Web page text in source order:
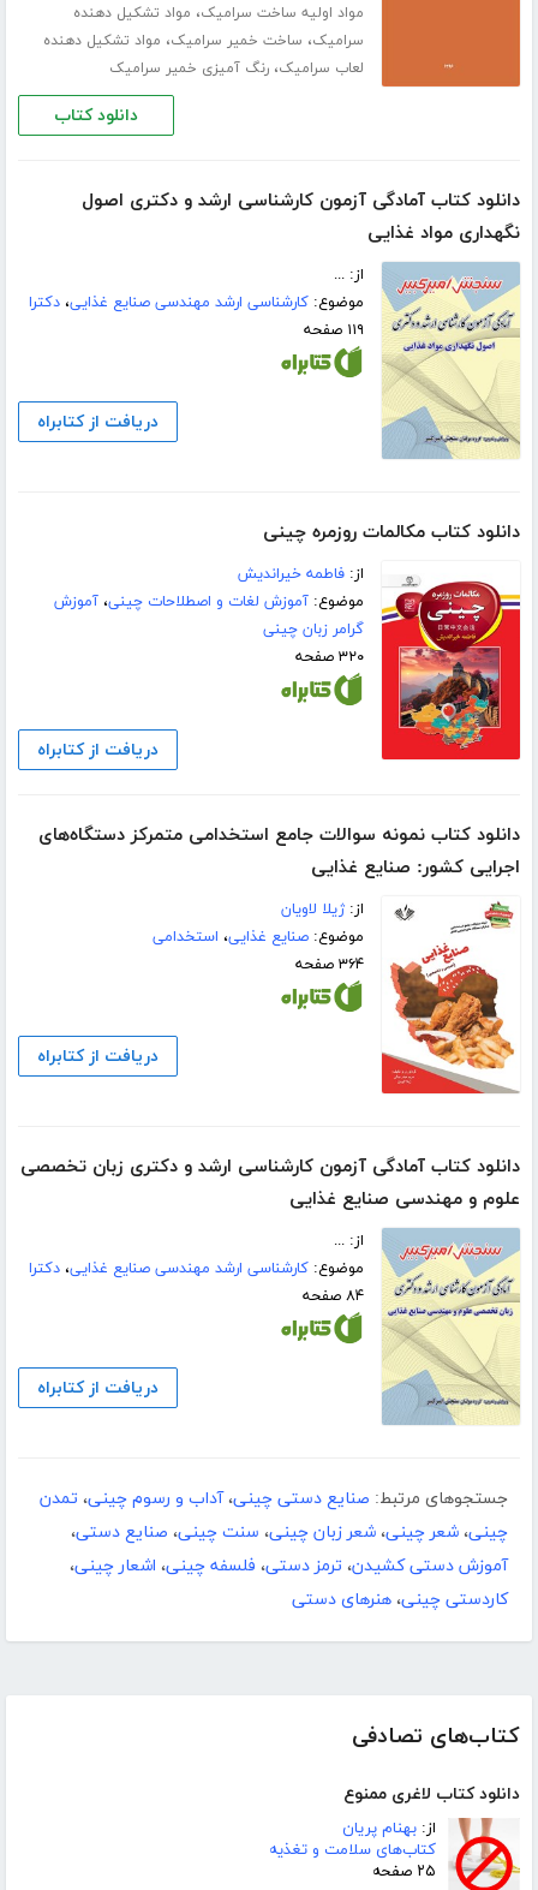
کتاب‌های تصادفی
دانلود کتاب لاغری ممنوع
از: بهنام پریان
کتاب‌های سلامت و تغذیه
۲۵ صفحه
مواد اولیه ساخت سرامیک، مواد تشکیل دهنده
سرامیک، ساخت خمیر سرامیک، مواد تشکیل دهنده
لعاب سرامیک،رنگ آمیزی خمیر سرامیک
دانلود کتاب
دانلود کتاب آمادگی آزمون کارشناسی ارشد و دکتری اصول
نگهداری مواد غذایی
از: ...
موضوع:کارشناسی ارشد مهندسی صنایع غذایی،دکترا
۱۱۹ صفحه
دریافت از کتابراه
دانلود کتاب مکالمات روزمره چینی
از:فاطمه خیراندیش
موضوع:آموزش لغات و اصطلاحات چینی،آموزش
گرامر زبان چینی
۳۲۰ صفحه
دریافت از کتابراه
دانلود کتاب نمونه سوالات جامع استخدامی متمرکز دستگاه‌های
اجرایی کشور: صنایع غذایی
از:ژیلا لاویان
موضوع:صنایع غذایی، استخدامی
۳۶۴ صفحه
دریافت از کتابراه
دانلود کتاب آمادگی آزمون کارشناسی ارشد و دکتری زبان تخصصی
علوم و مهندسی صنایع غذایی
از: ...
موضوع:کارشناسی ارشد مهندسی صنایع غذایی،دکترا
۸۴ صفحه
دریافت از کتابراه
جستجوهای مرتبط: صنایع دستی چینی،آداب و رسوم چینی، تمدن
چینی، شعر چینی، شعر زبان چینی، سنت چینی، صنایع دستی،
آموزش دستی کشیدن، ترمز دستی، فلسفه چینی، اشعار چینی،
کاردستی چینی، هنرهای دستی